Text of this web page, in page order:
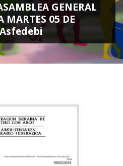
GENERAL
MARTES 05 DE
Asfedebi